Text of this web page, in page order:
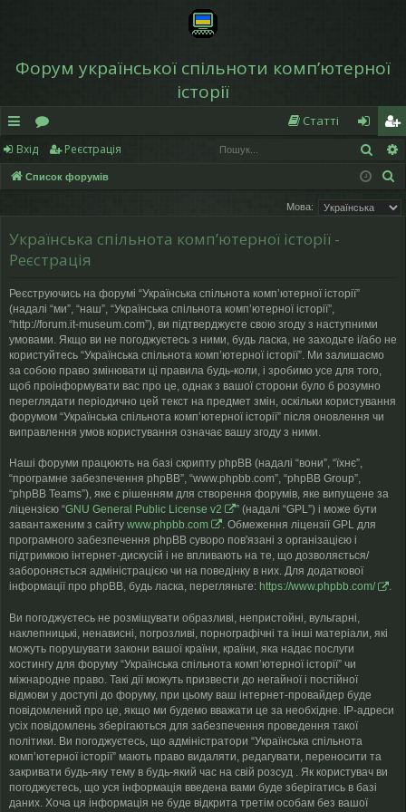
Форум української спільноти компʼютерної
історії
в
и
и
й
д
ос
ту
п
о
ру
и
Статті
хі
д
еє
ст
р
Вхід Реєстрація
Список форумів
Мова:
Українська спільнота компʼютерної історії -
Реєстрація
Реєструючись на форумі “Українська спільнота компʼютерної історії”
(надалі “ми”, “наш”, “Українська спільнота компʼютерної історії”,
“http://forum.it-museum.com”), ви підтверджуєте свою згоду з наступними
умовами. Якщо ви не погоджуєтесь з ними, будь ласка, не заходьте і/або не
користуйтесь “Українська спільнота компʼютерної історії”. Ми залишаємо
за собою право змінювати ці правила будь-коли, і зробимо усе для того,
щоб проінформувати вас про це, однак з вашої сторони було б розумно
переглядати періодично цей текст на предмет змін, оскільки користування
форумом “Українська спільнота компʼютерної історії” після оновлення чи
виправлення умов користування означає вашу згоду з ними.
Наші форуми працюють на базі скрипту phpBB (надалі “вони”, “їхнє”,
“програмне забезпечення phpBB”, “www.phpbb.com”, “phpBB Group”,
“phpBB Teams”), яке є рішенням для створення форумів, яке випущене за
ліцензією “GNU General Public License v2
” (надалі “GPL”) і може бути
завантаженим з сайту www.phpbb.com
. Обмеження ліцензії GPL для
програмного забезпечення phpBB суворо пов'язані з організацією і
підтримкою інтернет-дискусій і не впливають на те, що дозволяється/
забороняється адміністрацією чи на поведінку в них. Для додаткової
інформації про phpBB, будь ласка, перегляньте: https://www.phpbb.com/ .
Ви погоджуєтесь не розміщувати образливі, непристойні, вульгарні,
наклепницькі, ненависні, погрозливі, порнографічні та інші матеріали, які
можуть порушувати закони вашої країни, країни, яка надає послуги
хостингу для форуму “Українська спільнота компʼютерної історії” чи
міжнародне право. Такі дії можуть призвести до негайної і постійної
відмови у доступі до форуму, при цьому ваш інтернет-провайдер буде
повідомлений про це, якщо ми будемо вважати це за необхідне. IP-адреси
усіх повідомлень зберігаються для забезпечення проведення такої
політики. Ви погоджуєтесь, що адміністратори “Українська спільнота
компʼютерної історії” мають право видаляти, редагувати, переносити та
закривати будь-яку тему в будь-який час на свій розсуд . Як користувач ви
погоджуєтесь, що уся інформація введена вами буде зберігатись в базі
даних. Хоча ця інформація не буде відкрита третім особам без вашої